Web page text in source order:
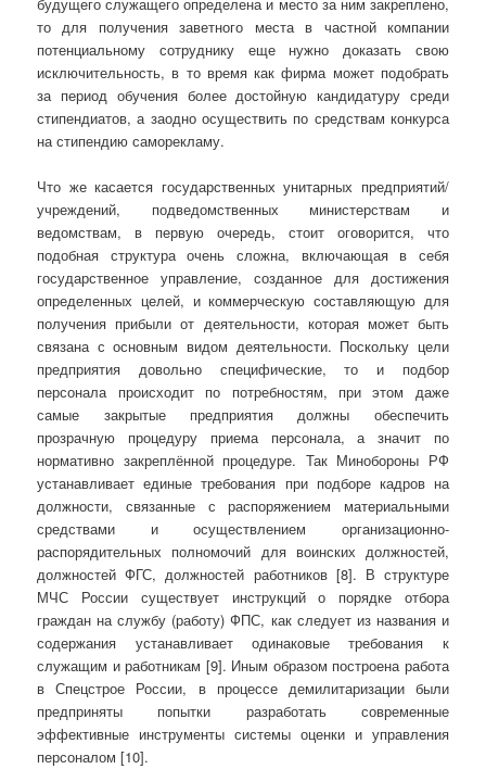
то для получения заветного места в частной компании
потенциальному сотруднику еще нужно доказать свою
исключительность, в то время как фирма может подобрать
за период обучения более достойную кандидатуру среди
стипендиатов, а заодно осуществить по средствам конкурса
на стипендию саморекламу.
Что же касается государственных унитарных предприятий/
учреждений, подведомственных министерствам и
ведомствам, в первую очередь, стоит оговорится, что
подобная структура очень сложна, включающая в себя
государственное управление, созданное для достижения
определенных целей, и коммерческую составляющую для
получения прибыли от деятельности, которая может быть
связана с основным видом деятельности. Поскольку цели
предприятия довольно специфические, то и подбор
персонала происходит по потребностям, при этом даже
самые закрытые предприятия должны обеспечить
прозрачную процедуру приема персонала, а значит по
нормативно закреплённой процедуре. Так Минобороны РФ
устанавливает единые требования при подборе кадров на
должности, связанные с распоряжением материальными
средствами и осуществлением организационно-
распорядительных полномочий для воинских должностей,
должностей ФГС, должностей работников [8]. В структуре
МЧС России существует инструкций о порядке отбора
граждан на службу (работу) ФПС, как следует из названия и
содержания устанавливает одинаковые требования к
служащим и работникам [9]. Иным образом построена работа
в Спецстрое России, в процессе демилитаризации были
предприняты попытки разработать современные
эффективные инструменты системы оценки и управления
персоналом [10].